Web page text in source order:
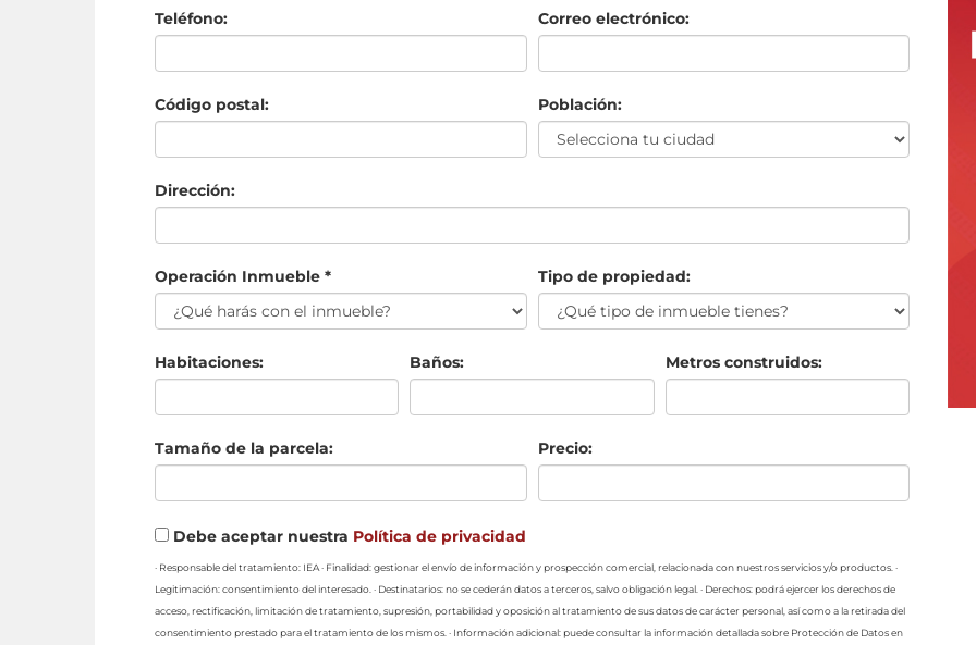
Teléfono: Correo electrónico:
Código postal: Población:
Dirección:
Operación Inmueble * Tipo de propiedad:
Habitaciones: Baños: Metros construidos:
Tamaño de la parcela: Precio:
Debe aceptar nuestra Política de privacidad
· Responsable del tratamiento: IEA · Finalidad: gestionar el envío de información y prospección comercial, relacionada con nuestros servicios y/o productos. ·
Legitimación: consentimiento del interesado. · Destinatarios: no se cederán datos a terceros, salvo obligación legal. · Derechos: podrá ejercer los derechos de
acceso, rectificación, limitación de tratamiento, supresión, portabilidad y oposición al tratamiento de sus datos de carácter personal, así como a la retirada del
consentimiento prestado para el tratamiento de los mismos. · Información adicional: puede consultar la información detallada sobre Protección de Datos en